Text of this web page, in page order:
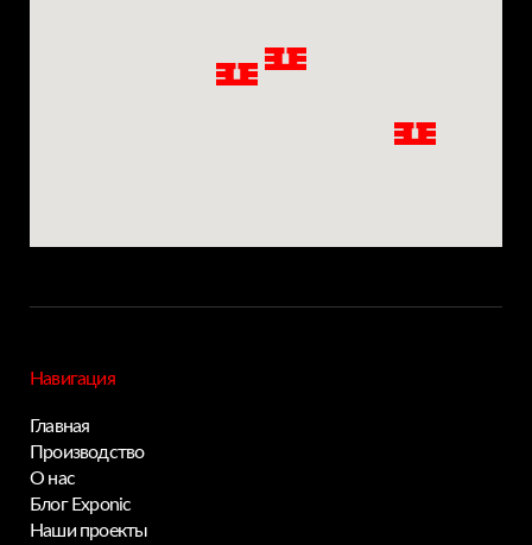
Навигация
Главная
Производство
О нас
Блог Exponic
Наши проекты